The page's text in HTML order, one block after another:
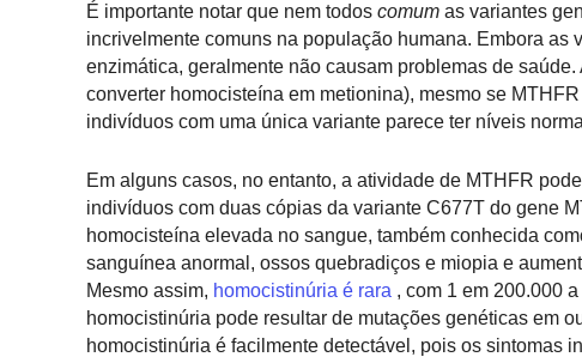
É importante notar que nem todos comum as variantes
incrivelmente comuns na população humana. Embora as
enzimática, geralmente não causam problemas de
converter homocisteína em metionina), mesmo se MTHFR
indivíduos com uma única variante parece ter níveis
Em alguns casos, no entanto, a atividade de MTHFR
indivíduos com duas cópias da variante C677T do gene
homocisteína elevada no sangue, também conhecida
sanguínea anormal, ossos quebradiços e miopia e
Mesmo assim, homocistinúria é rara , com 1 em 200.000
homocistinúria pode resultar de mutações genéticas em
homocistinúria é facilmente detectável, pois os sintomas